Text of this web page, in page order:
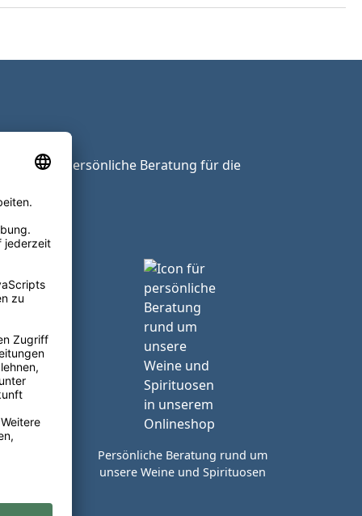
unsere persönliche Beratung für die
in
Persönliche Beratung rund um
unsere Weine und Spirituosen